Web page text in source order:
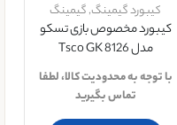
کیبورد گیمینگ,گیمینگ
کیبورد مخصوص بازی تسکو
مدل Tsco GK 8126
با توجه به محدودیت کالا، لطفا
تماس بگیرید